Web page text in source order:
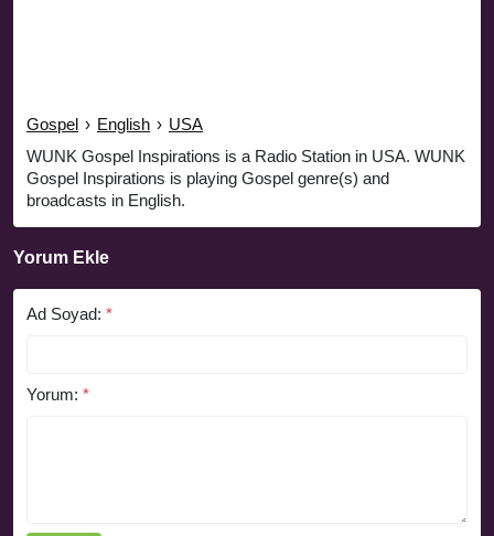
Gospel › English › USA
WUNK Gospel Inspirations is a Radio Station in USA. WUNK
Gospel Inspirations is playing Gospel genre(s) and
broadcasts in English.
Yorum Ekle
Ad Soyad: *
Yorum: *